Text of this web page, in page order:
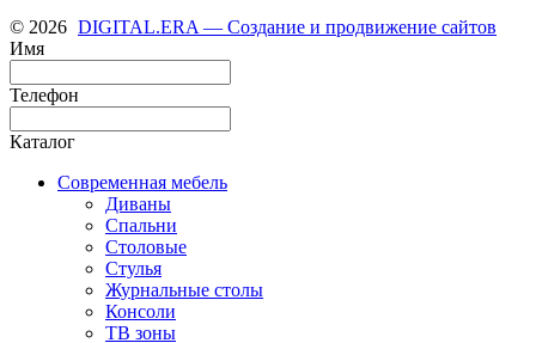
© 2026 DIGITAL.ERA — Создание и продвижение сайтов
Имя
Телефон
Каталог
Современная мебель
Диваны
Спальни
Столовые
Стулья
Журнальные столы
Консоли
ТВ зоны